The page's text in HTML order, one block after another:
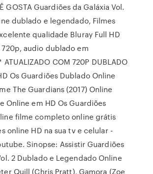
GOSTA Guardiões da Galáxia Vol.
dublado e legendado, Filmes
qualidade Bluray Full HD
720p, audio dublado em
COM 720P DUBLADO
Os Guardiões Dublado Online
The Guardians (2017) Online
Online em HD Os Guardiões
filme completo online grátis
online HD na sua tv e celular -
Sinopse: Assistir Guardiões
2 Dublado e Legendado Online
Quill (Chris Pratt), Gamora (Zoe